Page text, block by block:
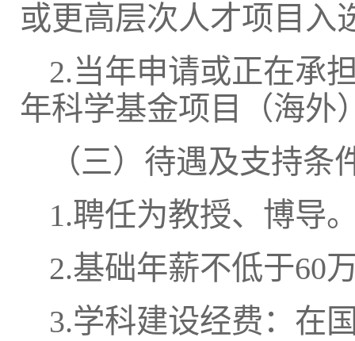
或更高层次人才项目入
2.当年申请或正在承
年科学基金项目（海外
（三）待遇及支持条
1.聘任为教授、博导
2.基础年薪不低于60
3.学科建设经费：在